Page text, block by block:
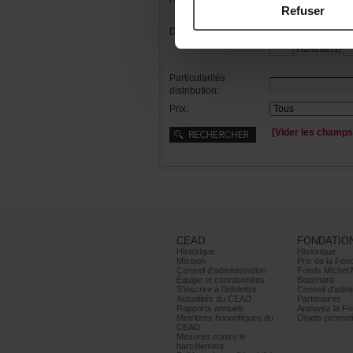
Refuser
Distribution: Femme(s)
Homme(s)
Particularités
distribution:
Prix:
CEAD
Historique
Mission
Conseild’administration
Équipeetcoordonnées
S’inscrireàl’infolettre
ActualitésduCEAD
Rapportsannuels
Membreshonorifiquesdu
CEAD
Mesurescontrele
harcèlement
Historique
Bouchard
Partenaires